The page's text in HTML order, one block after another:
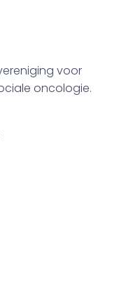
voor
oncologie.